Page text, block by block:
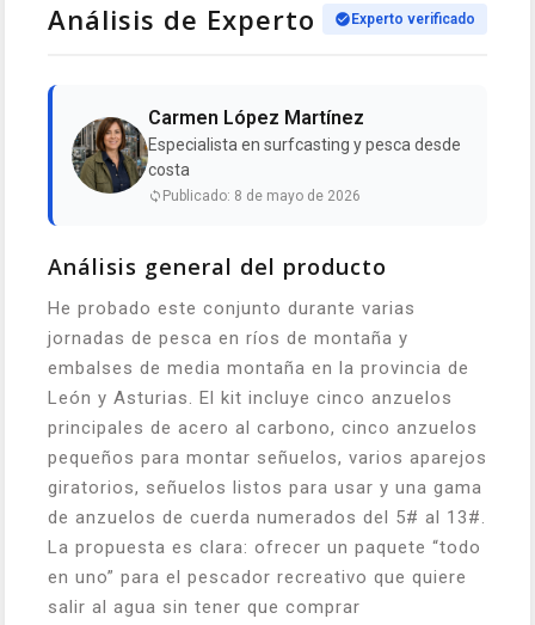
Análisis de Experto Experto verificado
Carmen López Martínez
Especialista en surfcasting y pesca desde
costa
Publicado: 8 de mayo de 2026
Análisis general del producto
He probado este conjunto durante varias
jornadas de pesca en ríos de montaña y
embalses de media montaña en la provincia de
León y Asturias. El kit incluye cinco anzuelos
principales de acero al carbono, cinco anzuelos
pequeños para montar señuelos, varios aparejos
giratorios, señuelos listos para usar y una gama
de anzuelos de cuerda numerados del 5# al 13#.
La propuesta es clara: ofrecer un paquete “todo
en uno” para el pescador recreativo que quiere
salir al agua sin tener que comprar